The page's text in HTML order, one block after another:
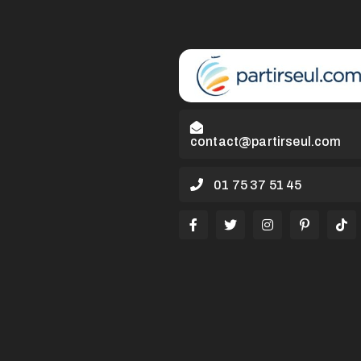
contact@partirseul.com
01 75 37 51 45